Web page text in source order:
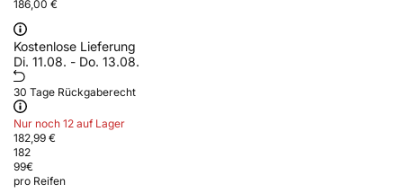
186,00 €
Kostenlose Lieferung
Di. 11.08. - Do. 13.08.
30 Tage Rückgaberecht
Nur noch 12 auf Lager
182,99 €
182
99€
pro Reifen